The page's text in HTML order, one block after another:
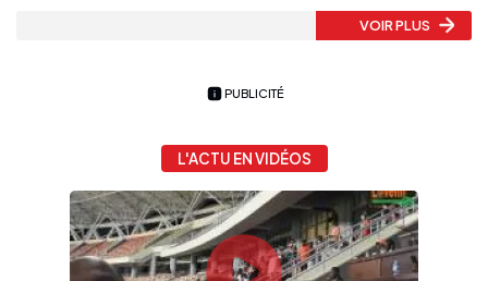
VOIR PLUS
PUBLICITÉ
L'ACTU EN VIDÉOS